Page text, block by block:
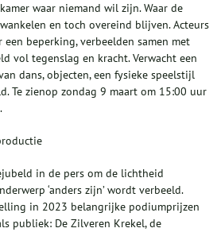
waar niemand wil zijn. Waar de
en toch overeind blijven. Acteurs
een beperking, verbeelden samen met
vol tegenslag en kracht. Verwacht een
dans, objecten, een fysieke speelstijl
Te zienop zondag 9 maart om 15:00 uur
in de pers om de lichtheid
‘anders zijn’ wordt verbeeld.
in 2023 belangrijke podiumprijzen
publiek: De Zilveren Krekel, de